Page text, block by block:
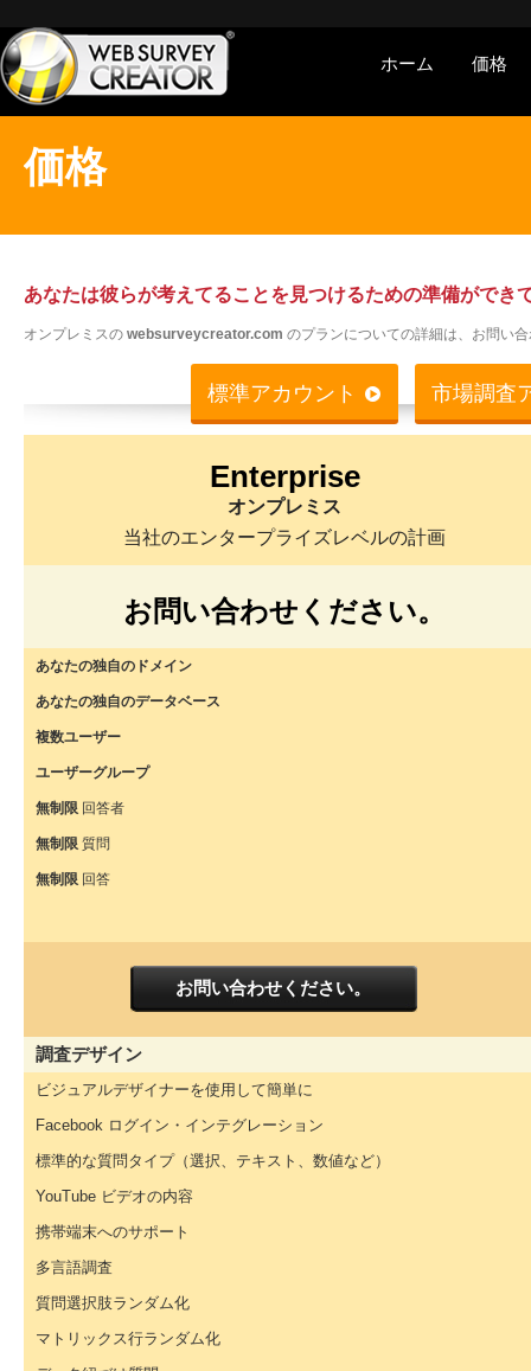
ホーム 価格
価格
あなたは彼らが考えてることを見つけるための準備ができ
オンプレミスの websurveycreator.com のプランについての詳細は、お問い
標準アカウント 市場調査
Enterprise
オンプレミス
当社のエンタープライズレベルの計画
お問い合わせください。
あなたの独自のドメイン
あなたの独自のデータベース
複数ユーザー
ユーザーグループ
無制限 回答者
無制限 質問
無制限 回答
お問い合わせください。
調査デザイン
ビジュアルデザイナーを使用して簡単に
Facebook ログイン・インテグレーション
標準的な質問タイプ（選択、テキスト、数値など）
YouTube ビデオの内容
携帯端末へのサポート
多言語調査
質問選択肢ランダム化
マトリックス行ランダム化